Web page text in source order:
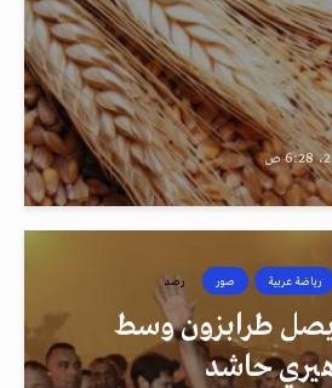
رياضة عربية صور رصد
طرابزون وسط
حاشد